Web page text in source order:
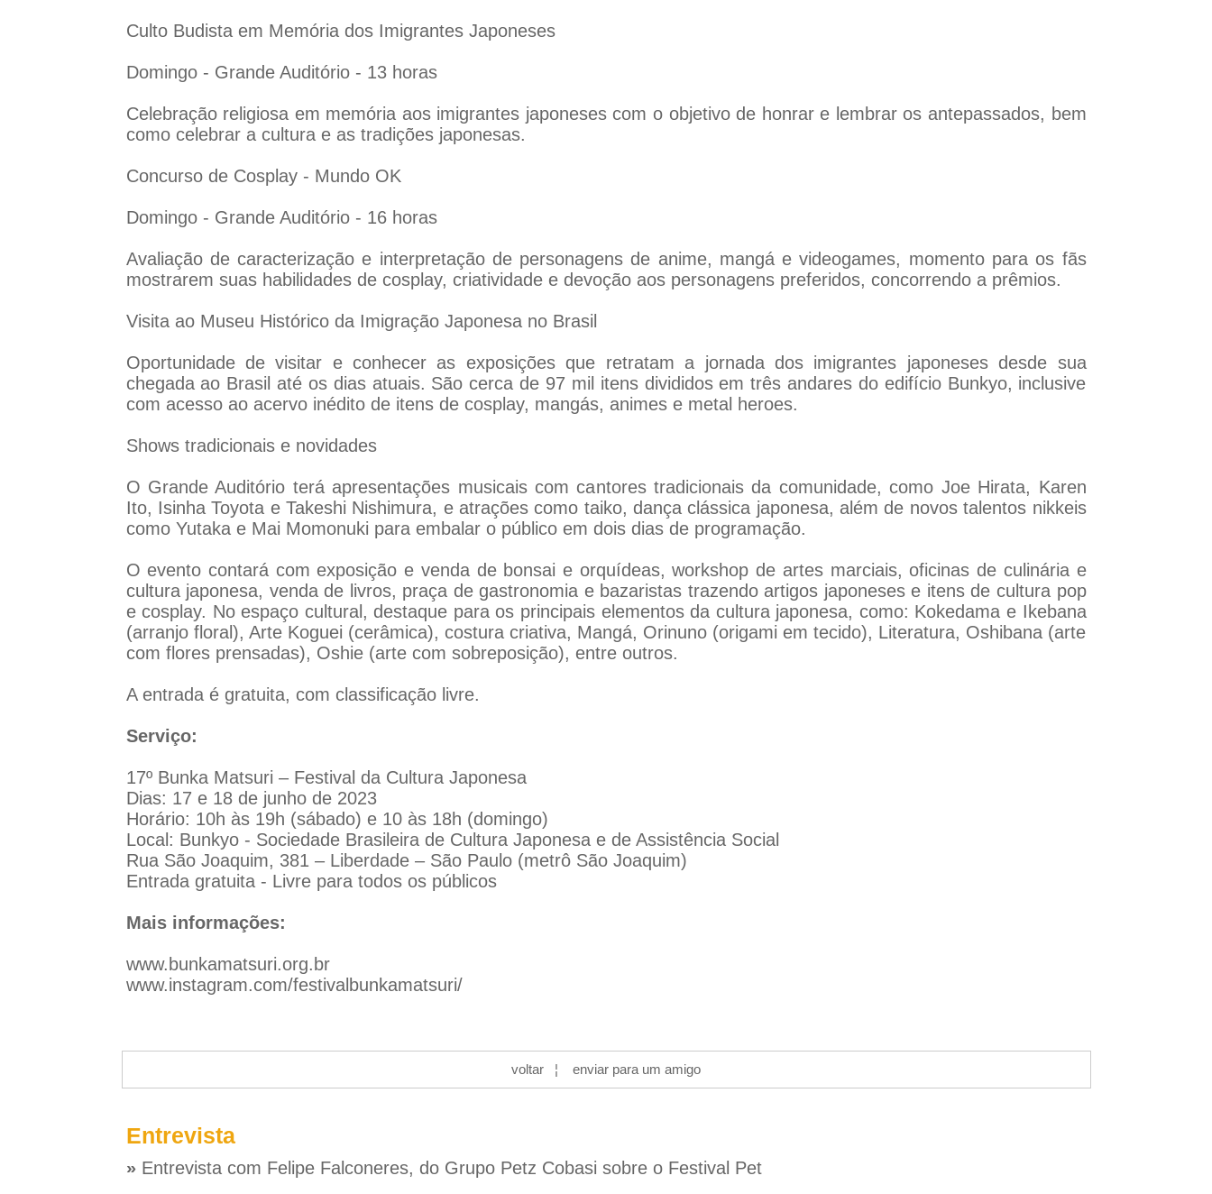
Culto Budista em Memória dos Imigrantes Japoneses
Domingo - Grande Auditório - 13 horas
Celebração religiosa em memória aos imigrantes japoneses com o objetivo de honrar e lembrar os antepassados, bem
como celebrar a cultura e as tradições japonesas.
Concurso de Cosplay - Mundo OK
Domingo - Grande Auditório - 16 horas
Avaliação de caracterização e interpretação de personagens de anime, mangá e videogames, momento para os fãs
mostrarem suas habilidades de cosplay, criatividade e devoção aos personagens preferidos, concorrendo a prêmios.
Visita ao Museu Histórico da Imigração Japonesa no Brasil
Oportunidade de visitar e conhecer as exposições que retratam a jornada dos imigrantes japoneses desde sua
chegada ao Brasil até os dias atuais. São cerca de 97 mil itens divididos em três andares do edifício Bunkyo, inclusive
com acesso ao acervo inédito de itens de cosplay, mangás, animes e metal heroes.
Shows tradicionais e novidades
O Grande Auditório terá apresentações musicais com cantores tradicionais da comunidade, como Joe Hirata, Karen
Ito, Isinha Toyota e Takeshi Nishimura, e atrações como taiko, dança clássica japonesa, além de novos talentos nikkeis
como Yutaka e Mai Momonuki para embalar o público em dois dias de programação.
O evento contará com exposição e venda de bonsai e orquídeas, workshop de artes marciais, oficinas de culinária e
cultura japonesa, venda de livros, praça de gastronomia e bazaristas trazendo artigos japoneses e itens de cultura pop
e cosplay. No espaço cultural, destaque para os principais elementos da cultura japonesa, como: Kokedama e Ikebana
(arranjo floral), Arte Koguei (cerâmica), costura criativa, Mangá, Orinuno (origami em tecido), Literatura, Oshibana (arte
com flores prensadas), Oshie (arte com sobreposição), entre outros.
A entrada é gratuita, com classificação livre.
Serviço:
17º Bunka Matsuri – Festival da Cultura Japonesa
Dias: 17 e 18 de junho de 2023
Horário: 10h às 19h (sábado) e 10 às 18h (domingo)
Local: Bunkyo - Sociedade Brasileira de Cultura Japonesa e de Assistência Social
Rua São Joaquim, 381 – Liberdade – São Paulo (metrô São Joaquim)
Entrada gratuita - Livre para todos os públicos
Mais informações:
www.bunkamatsuri.org.br
www.instagram.com/festivalbunkamatsuri/
voltar ¦ enviar para um amigo
Entrevista
» Entrevista com Felipe Falconeres, do Grupo Petz Cobasi sobre o Festival Pet